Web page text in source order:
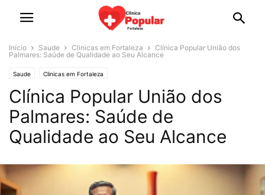
Início Saude Clinicas em Fortaleza
Clínica Popular União dos
Palmares: Saúde de Qualidade ao Seu Alcance
Saude Clinicas em Fortaleza
Clínica Popular União dos
Palmares: Saúde de
Qualidade ao Seu Alcance